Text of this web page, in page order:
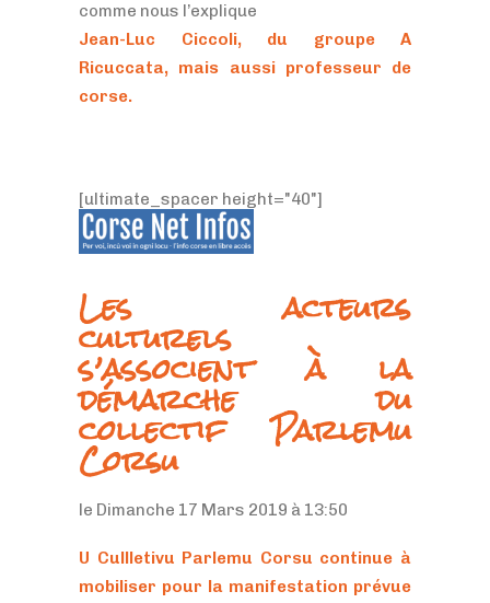
comme nous l’explique
Jean-Luc Ciccoli, du groupe A
Ricuccata, mais aussi professeur de
corse.
[ultimate_spacer height="40"]
Les acteurs
culturels
s’associent à la
démarche du
collectif Parlemu
Corsu
le Dimanche 17 Mars 2019 à 13:50
U Cullletivu Parlemu Corsu continue à
mobiliser pour la manifestation prévue